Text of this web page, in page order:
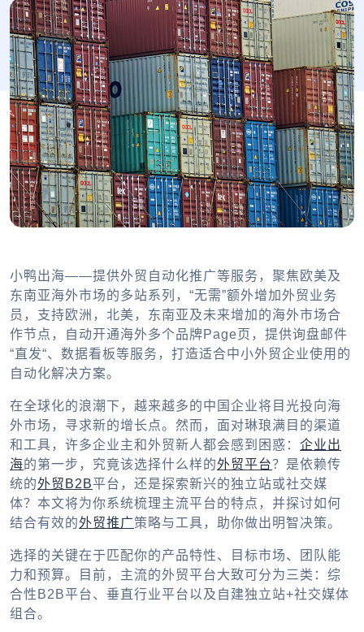
小鸭出海——提供外贸自动化推广等服务，聚焦欧美及
东南亚海外市场的多站系列，“无需”额外增加外贸业务
员，支持欧洲，北美，东南亚及未来增加的海外市场合
作节点，自动开通海外多个品牌Page页，提供询盘邮件
“直发“、数据看板等服务，打造适合中小外贸企业使用的
自动化解决方案。
在全球化的浪潮下，越来越多的中国企业将目光投向海
外市场，寻求新的增长点。然而，面对琳琅满目的渠道
和工具，许多企业主和外贸新人都会感到困惑： 企业出
海的第一步，究竟该选择什么样的外贸平台？是依赖传
统的外贸B2B平台，还是探索新兴的独立站或社交媒
体？本文将为你系统梳理主流平台的特点，并探讨如何
结合有效的外贸推广策略与工具，助你做出明智决策。
选择的关键在于匹配你的产品特性、目标市场、团队能
力和预算。目前，主流的外贸平台大致可分为三类：综
合性B2B平台、垂直行业平台以及自建独立站+社交媒体
组合。